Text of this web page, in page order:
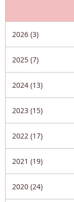
2026 (3)
2025 (7)
2024 (13)
2023 (15)
2022 (17)
2021 (19)
2020 (24)